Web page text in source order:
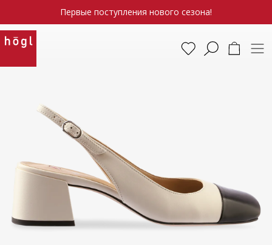
Первые поступления нового сезона!